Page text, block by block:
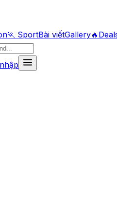
🏃 SportBài viếtGallery🔥